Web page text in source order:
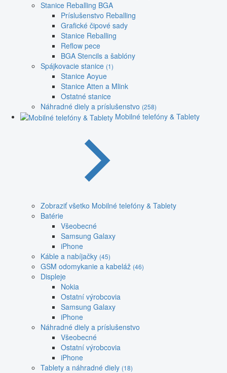
Stanice Reballing BGA
Príslušenstvo Reballing
Grafické čipové sady
Stanice Reballing
Reflow pece
BGA Stencils a šablóny
Spájkovacie stanice (1)
Stanice Aoyue
Stanice Atten a Mlink
Ostatné stanice
Náhradné diely a príslušenstvo (258)
Mobilné telefóny & Tablety
Zobraziť všetko Mobilné telefóny & Tablety
Batérie
Všeobecné
Samsung Galaxy
iPhone
Káble a nabíjačky (45)
GSM odomykanie a kabeláž (46)
Displeje
Nokia
Ostatní výrobcovia
Samsung Galaxy
iPhone
Náhradné diely a príslušenstvo
Všeobecné
Ostatní výrobcovia
iPhone
Tablety a náhradné diely (18)